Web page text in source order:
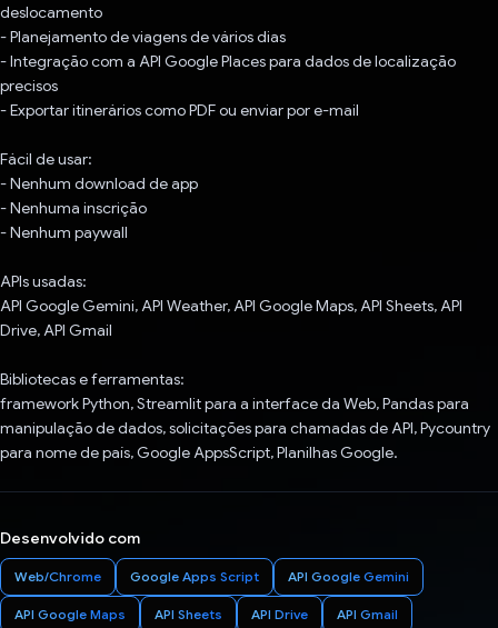
deslocamento
- Planejamento de viagens de vários dias
- Integração com a API Google Places para dados de localização
precisos
- Exportar itinerários como PDF ou enviar por e-mail
Fácil de usar:
- Nenhum download de app
- Nenhuma inscrição
- Nenhum paywall
APIs usadas:
API Google Gemini, API Weather, API Google Maps, API Sheets, API
Drive, API Gmail
Bibliotecas e ferramentas:
framework Python, Streamlit para a interface da Web, Pandas para
manipulação de dados, solicitações para chamadas de API, Pycountry
para nome de país, Google AppsScript, Planilhas Google.
Desenvolvido com
Web/Chrome Google Apps Script API Google Gemini
API Google Maps API Sheets API Drive API Gmail